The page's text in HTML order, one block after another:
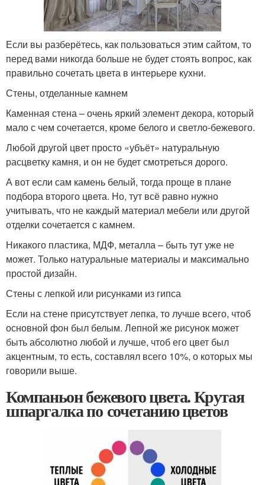
Если вы разберётесь, как пользоваться этим сайтом, то
перед вами никогда больше не будет стоять вопрос, как
правильно сочетать цвета в интерьере кухни.
Стены, отделанные камнем
Каменная стена – очень яркий элемент декора, который
мало с чем сочетается, кроме белого и светло-бежевого.
Любой другой цвет просто «убъёт» натуральную
расцветку камня, и он не будет смотреться дорого.
А вот если сам камень белый, тогда проще в плане
подбора второго цвета. Но, тут всё равно нужно
учитывать, что не каждый материал мебели или другой
отделки сочетается с камнем.
Никакого пластика, МДФ, металла – быть тут уже не
может. Только натуральные материалы и максимально
простой дизайн.
Стены с лепкой или рисунками из гипса
Если на стене присутствует лепка, то лучше всего, чтоб
основной фон был белым. Лепной же рисунок может
быть абсолютно любой и лучше, чтоб его цвет был
акцентным, то есть, составлял всего 10%, о которых мы
говорили выше.
Компаньон бежевого цвета. Крутая
шпаргалка по сочетанию цветов